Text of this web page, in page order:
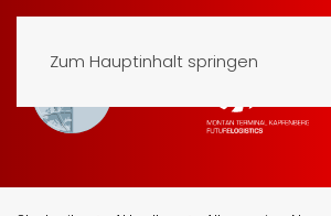
Zum Hauptinhalt springen